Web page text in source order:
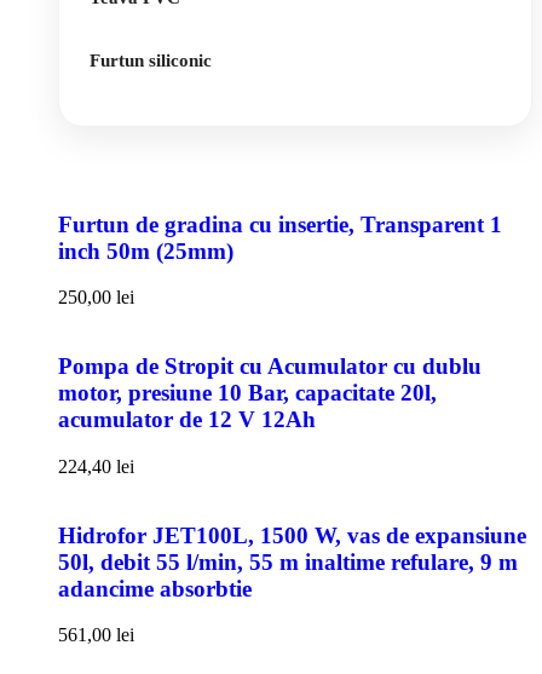
Furtun siliconic
Furtun de gradina cu insertie, Transparent 1
inch 50m (25mm)
250,00 lei
Pompa de Stropit cu Acumulator cu dublu
motor, presiune 10 Bar, capacitate 20l,
acumulator de 12 V 12Ah
224,40 lei
Hidrofor JET100L, 1500 W, vas de expansiune
50l, debit 55 l/min, 55 m inaltime refulare, 9 m
adancime absorbtie
561,00 lei